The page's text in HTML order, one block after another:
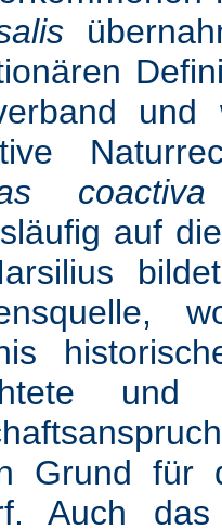
und
auf
Grund für
Auch